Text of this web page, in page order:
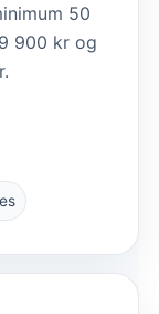
50
900 kr og